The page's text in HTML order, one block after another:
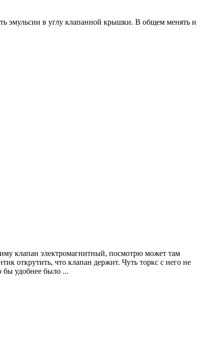
эмульсии в углу клапанной крышки. В общем менять и
клапан электромагнитный, посмотрю может там
открутить, что клапан держит. Чуть торкс с него не
бы удобнее было ...